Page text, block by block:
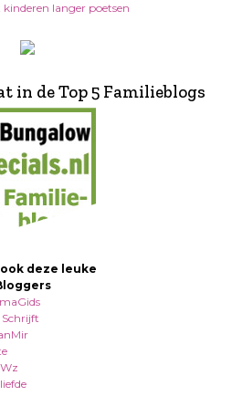
langer poetsen
in de Top 5 Familieblogs
deze leuke
Schrijft